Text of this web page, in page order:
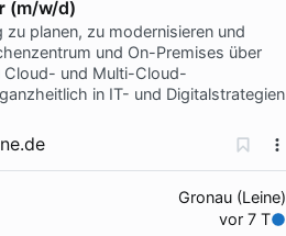
(m/w/d)
planen, zu modernisieren und
und On-Premises über
Cloud- und Multi-Cloud-
in IT- und Digitalstrategien
Gronau (Leine)
vor 7 T